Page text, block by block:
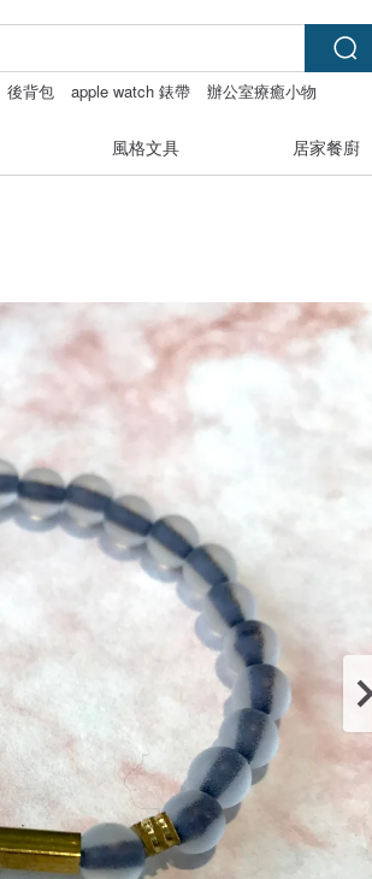
後背包 apple watch 錶帶
辦公室療癒小物
風格文具 居家餐廚